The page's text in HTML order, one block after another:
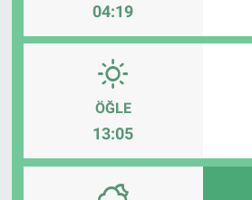
04:19
ÖĞLE
13:05